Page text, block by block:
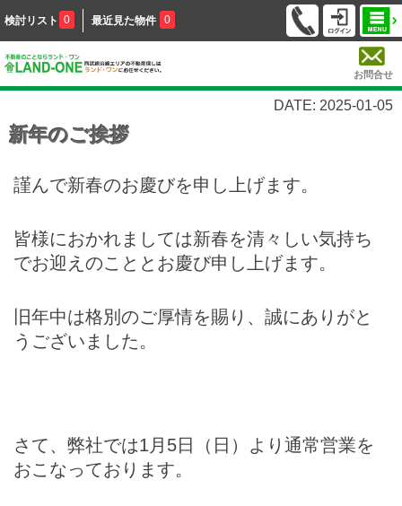
検討リスト 0 最近見た物件 0
お問合せ
DATE: 2025-01-05
新年のご挨拶
謹んで新春のお慶びを申し上げます。
皆様におかれましては新春を清々しい気持ち
でお迎えのこととお慶び申し上げます。
旧年中は格別のご厚情を賜り、誠にありがと
うございました。
さて、弊社では1月5日（日）より通常営業を
おこなっております。